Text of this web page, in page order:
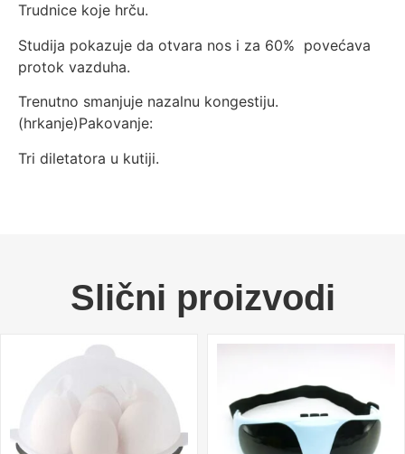
Trudnice koje hrču.
Studija pokazuje da otvara nos i za 60% povećava
protok vazduha.
Trenutno smanjuje nazalnu kongestiju.
(hrkanje)Pakovanje:
Tri diletatora u kutiji.
Slični proizvodi